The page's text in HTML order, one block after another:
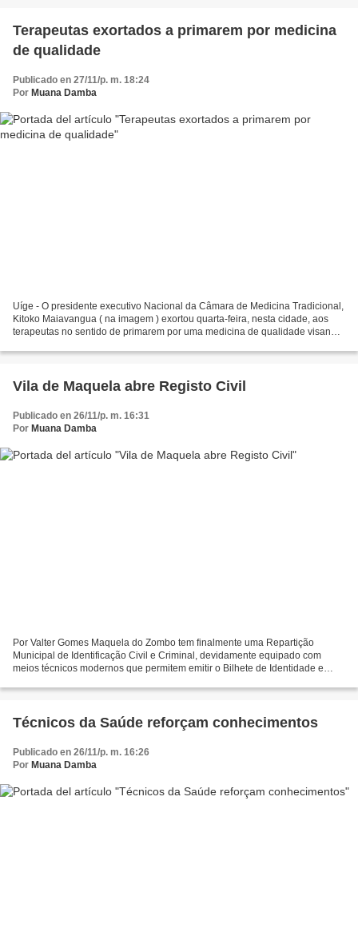
Terapeutas exortados a primarem por medicina
de qualidade
Publicado en 27/11/p. m. 18:24
Por Muana Damba
Uíge - O presidente executivo Nacional da Câmara de Medicina Tradicional,
Kitoko Maiavangua ( na imagem ) exortou quarta-feira, nesta cidade, aos
terapeutas no sentido de primarem por uma medicina de qualidade visando
Vila de Maquela abre Registo Civil
Publicado en 26/11/p. m. 16:31
Por Muana Damba
Por Valter Gomes Maquela do Zombo tem finalmente uma Repartição
Municipal de Identificação Civil e Criminal, devidamente equipado com
meios técnicos modernos que permitem emitir o Bilhete de Identidade e
Técnicos da Saúde reforçam conhecimentos
Publicado en 26/11/p. m. 16:26
Por Muana Damba